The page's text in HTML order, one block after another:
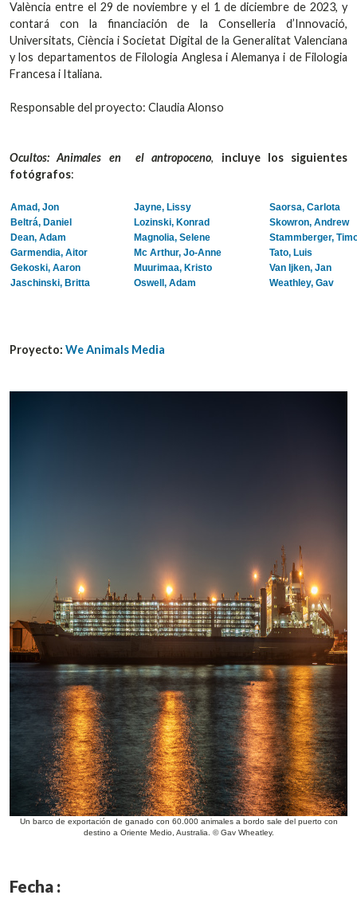
València entre el 29 de noviembre y el 1 de diciembre de 2023, y
contará con la financiación de la Conselleria d’Innovació,
Universitats, Ciència i Societat Digital de la Generalitat Valenciana
y los departamentos de Filologia Anglesa i Alemanya i de Filologia
Francesa i Italiana.
Responsable del proyecto: Claudia Alonso
Ocultos: Animales en el antropoceno, incluye los siguientes
fotógrafos:
Amad, Jon Jayne, Lissy
Saorsa, Carlota
Beltrá, Daniel
Lozinski, Konrad
Skowron, Andrew
Dean, Adam
Magnolia, Selene
Stammberger,
Garmendia, Aitor
Mc Arthur, Jo-Anne
Tato, Luis
Gekoski, Aaron
Muurimaa, Kristo
Van Ijken, Jan
Jaschinski, Britta
Oswell, Adam Weathley, Gav
Proyecto: We Animals Media
Un barco de exportación de ganado con 60.000 animales a bordo sale del puerto con
destino a Oriente Medio, Australia. © Gav Wheatley.
Fecha :